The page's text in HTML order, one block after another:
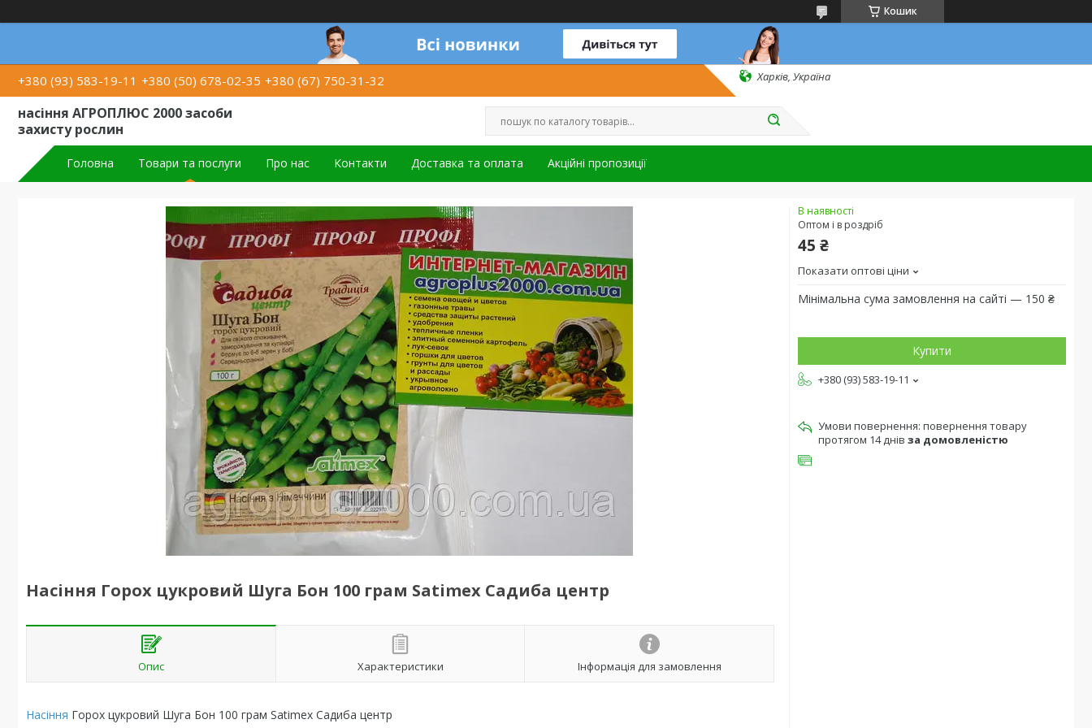
Кошик
+380 (93) 583-19-11 +380 (50) 678-02-35 +380 (67) 750-31-32 Харків, Україна
насіння АГРОПЛЮС 2000 засоби
захисту рослин
Головна Товари та послуги Про нас Контакти Доставка та оплата Акційні пропозиції
Насіння Горох цукровий Шуга Бон 100 грам Satimex Садиба центр
Опис Характеристики Інформація для замовлення
Насіння Горох цукровий Шуга Бон 100 грам Satimex Садиба центр
В наявності
Оптом і в роздріб
45 ₴
Показати оптові ціни
Мінімальна сума замовлення на сайті — 150 ₴
Купити
+380 (93) 583-19-11
повернення товару
протягом 14 днів за домовленістю